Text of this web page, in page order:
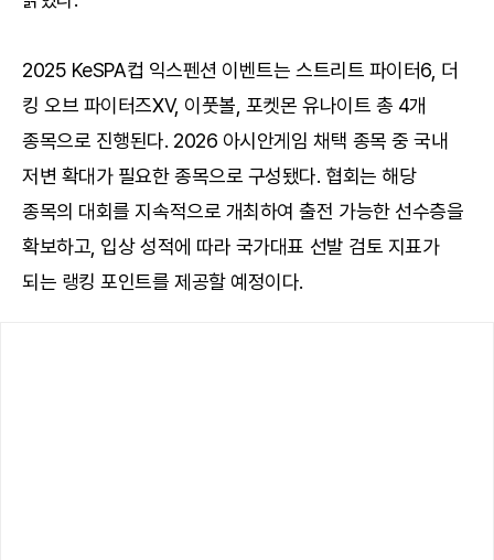
2025 KeSPA컵 익스펜션 이벤트는 스트리트 파이터6, 더
킹 오브 파이터즈XV, 이풋볼, 포켓몬 유나이트 총 4개
종목으로 진행된다. 2026 아시안게임 채택 종목 중 국내
저변 확대가 필요한 종목으로 구성됐다. 협회는 해당
종목의 대회를 지속적으로 개최하여 출전 가능한 선수층을
확보하고, 입상 성적에 따라 국가대표 선발 검토 지표가
되는 랭킹 포인트를 제공할 예정이다.